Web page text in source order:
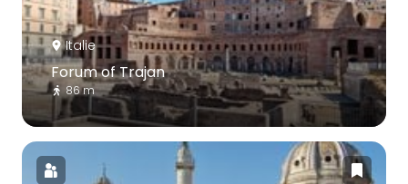
Italie
Forum of Trajan
86 m